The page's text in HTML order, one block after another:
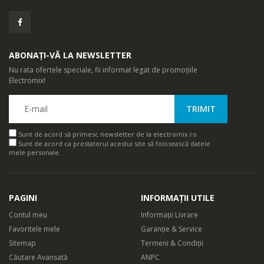
ABONAȚI-VĂ LA NEWSLETTER
Nu rata ofertele speciale, fii informat legat de promoțiile
Electromix!
Sunt de acord să primesc newsletter de la electromix.ro
Sunt de acord ca prestatorul acestui site să folosească datele
mele personale.
PAGINI
Contul meu
Favoritele mele
Sitemap
Căutare Avansată
INFORMAȚII UTILE
Informații Livrare
Garanție & Service
Termeni & Condiții
ANPC